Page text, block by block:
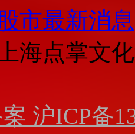
市最新消息
上海点掌文
沪ICP备